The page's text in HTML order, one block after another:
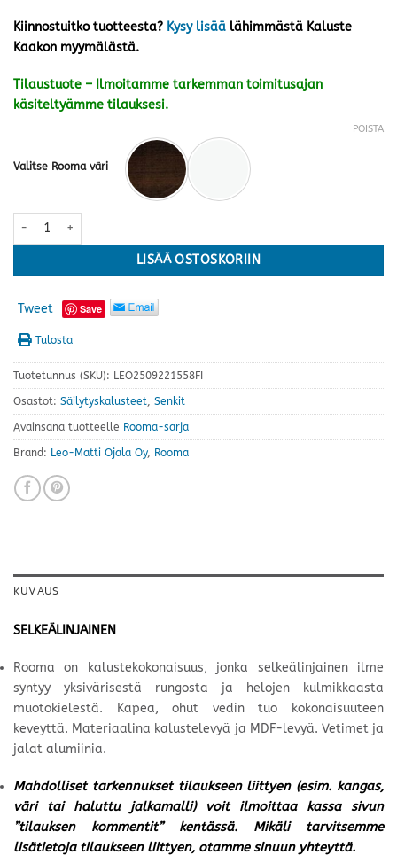
Kiinnostuitko tuotteesta? Kysy lisää lähimmästä Kaluste
Kaakon myymälästä.
Tilaustuote – Ilmoitamme tarkemman toimitusajan
käsiteltyämme tilauksesi.
Valitse Rooma väri
POISTA
Rooma senkki nro 1 · kaksi väriä määrä
LISÄÄ OSTOSKORIIN
Tweet Save
Tulosta
Tuotetunnus (SKU): LEO2509221558FI
Osastot: Säilytyskalusteet Senkit
Avainsana tuotteelle Rooma-sarja
Brand: Leo-Matti Ojala Oy, Rooma
KUVAUS
SELKEÄLINJAINEN
Rooma on kalustekokonaisuus, jonka selkeälinjainen ilme
syntyy yksivärisestä rungosta ja helojen kulmikkaasta
muotokielestä. Kapea, ohut vedin tuo kokonaisuuteen
keveyttä. Materiaalina kalustelevyä ja MDF-levyä. Vetimet ja
jalat alumiinia.
Mahdolliset tarkennukset tilaukseen liittyen (esim. kangas,
väri tai haluttu jalkamalli) voit ilmoittaa kassa sivun
”tilauksen kommentit” kentässä. Mikäli tarvitsemme
lisätietoja tilaukseen liittyen, otamme sinuun yhteyttä.